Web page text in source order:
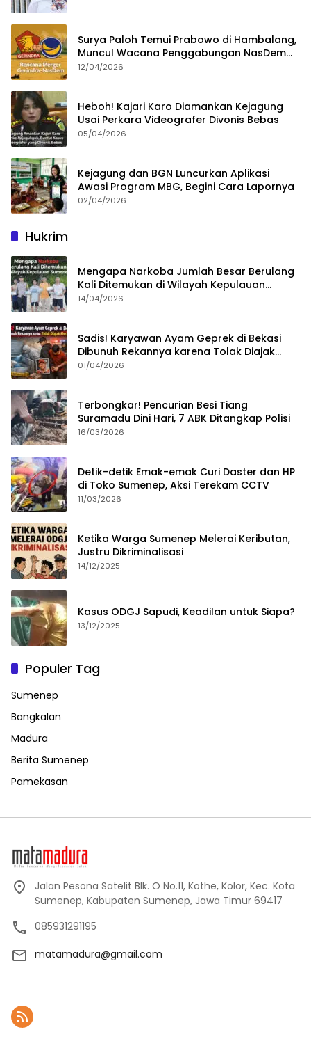
Surya Paloh Temui Prabowo di Hambalang,
Muncul Wacana Penggabungan NasDem
dan Gerindra
12/04/2026
Heboh! Kajari Karo Diamankan Kejagung
Usai Perkara Videografer Divonis Bebas
05/04/2026
Kejagung dan BGN Luncurkan Aplikasi
Awasi Program MBG, Begini Cara Lapornya
02/04/2026
Hukrim
Mengapa Narkoba Jumlah Besar Berulang
Kali Ditemukan di Wilayah Kepulauan
Sumenep?
14/04/2026
Sadis! Karyawan Ayam Geprek di Bekasi
Dibunuh Rekannya karena Tolak Diajak
Merampok Majikan
01/04/2026
Terbongkar! Pencurian Besi Tiang
Suramadu Dini Hari, 7 ABK Ditangkap Polisi
16/03/2026
Detik-detik Emak-emak Curi Daster dan HP
di Toko Sumenep, Aksi Terekam CCTV
11/03/2026
Ketika Warga Sumenep Melerai Keributan,
Justru Dikriminalisasi
14/12/2025
Kasus ODGJ Sapudi, Keadilan untuk Siapa?
13/12/2025
Populer Tag
Sumenep
Bangkalan
Madura
Berita Sumenep
Pamekasan
Jalan Pesona Satelit Blk. O No.11, Kothe, Kolor, Kec. Kota
Sumenep, Kabupaten Sumenep, Jawa Timur 69417
085931291195
matamadura@gmail.com